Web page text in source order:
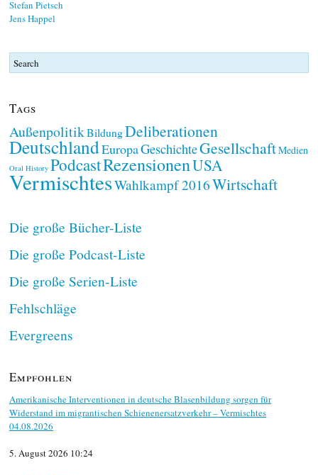
Stefan Pietsch
Jens Happel
Tags
AußenpolitikBildungDeliberationen
DeutschlandEuropaGeschichteGesellschaftMedien
Oral History PodcastRezensionenUSA
VermischtesWahlkampf 2016Wirtschaft
Die große Bücher-Liste
Die große Podcast-Liste
Die große Serien-Liste
Fehlschläge
Evergreens
Empfohlen
Amerikanische Interventionen in deutsche Blasenbildung sorgen für
Widerstand im migrantischen Schienenersatzverkehr – Vermischtes
04.08.2026
5. August 2026 10:24